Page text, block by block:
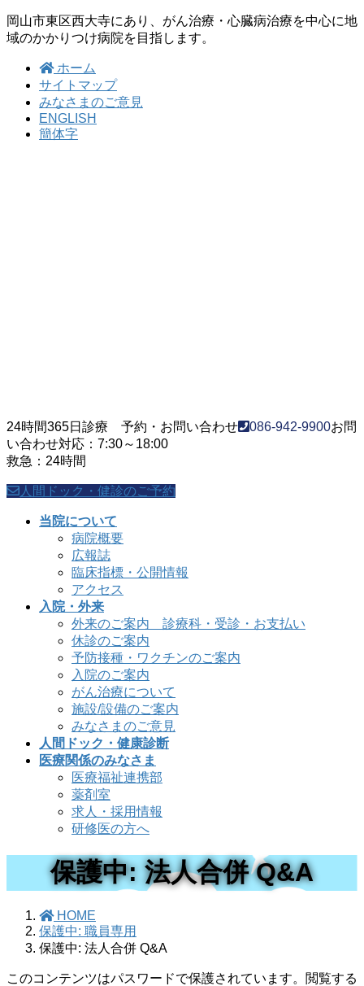
岡山市東区西大寺にあり、がん治療・心臓病治療を中心に地
域のかかりつけ病院を目指します。
ホーム
サイトマップ
みなさまのご意見
ENGLISH
簡体字
24時間365日診療 予約・お問い合わせ 086-942-9900お問
い合わせ対応：7:30～18:00
救急：24時間
人間ドック・健診のご予約
当院について
病院概要
広報誌
臨床指標・公開情報
アクセス
入院・外来
外来のご案内 診療科・受診・お支払い
休診のご案内
予防接種・ワクチンのご案内
入院のご案内
がん治療について
施設/設備のご案内
みなさまのご意見
人間ドック・健康診断
医療関係のみなさま
医療福祉連携部
薬剤室
求人・採用情報
研修医の方へ
保護中: 法人合併 Q&A
HOME
保護中: 職員専用
保護中: 法人合併 Q&A
このコンテンツはパスワードで保護されています。閲覧する